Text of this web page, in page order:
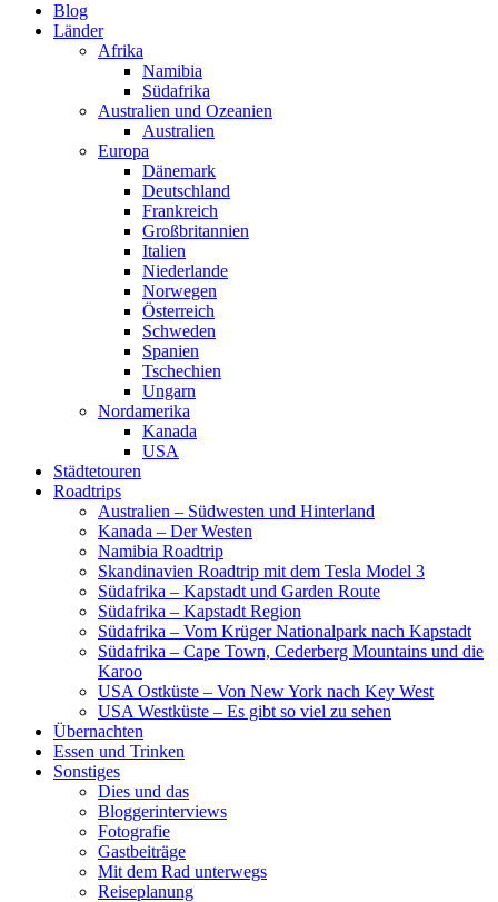
Blog
Länder
Afrika
Namibia
Südafrika
Australien und Ozeanien
Australien
Europa
Dänemark
Deutschland
Frankreich
Großbritannien
Italien
Niederlande
Norwegen
Österreich
Schweden
Spanien
Tschechien
Ungarn
Nordamerika
Kanada
USA
Städtetouren
Roadtrips
Australien – Südwesten und Hinterland
Kanada – Der Westen
Namibia Roadtrip
Skandinavien Roadtrip mit dem Tesla Model 3
Südafrika – Kapstadt und Garden Route
Südafrika – Kapstadt Region
Südafrika – Vom Krüger Nationalpark nach Kapstadt
Südafrika – Cape Town, Cederberg Mountains und die
Karoo
USA Ostküste – Von New York nach Key West
USA Westküste – Es gibt so viel zu sehen
Übernachten
Essen und Trinken
Sonstiges
Dies und das
Bloggerinterviews
Fotografie
Gastbeiträge
Mit dem Rad unterwegs
Reiseplanung